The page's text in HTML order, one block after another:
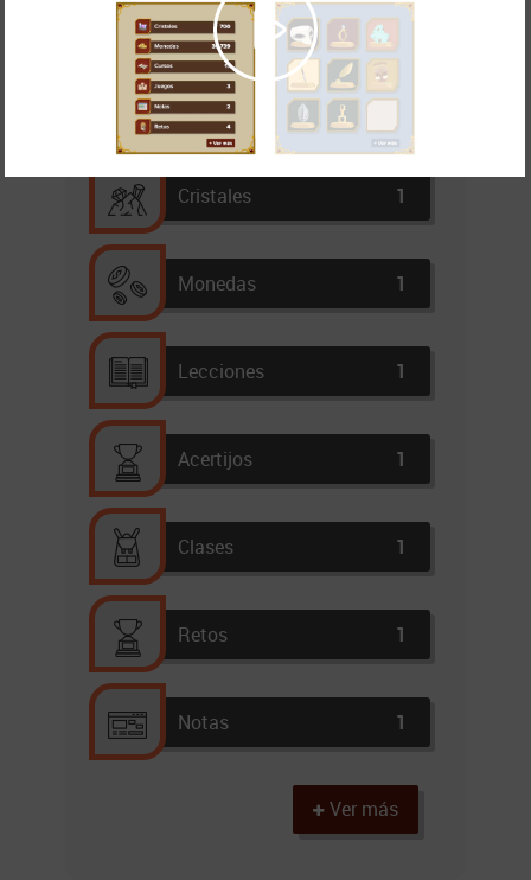
AVANCES
Cristales 1
Monedas 1
Lecciones 1
Acertijos 1
Clases 1
Retos 1
Notas 1
Ver más